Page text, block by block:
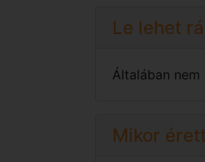
Le lehet
Általában
Mikor